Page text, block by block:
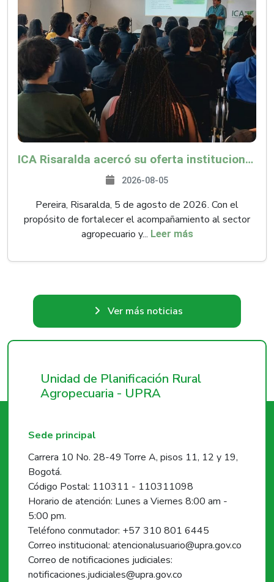
ICA Risaralda acercó su oferta institucional a productores y emprendedores en Expocamello
2026-08-05
Pereira, Risaralda, 5 de agosto de 2026. Con el
propósito de fortalecer el acompañamiento al sector
agropecuario y... Leer más
Ver más noticias
Unidad de Planificación Rural
Agropecuaria - UPRA
Sede principal
Carrera 10 No. 28-49 Torre A, pisos 11, 12 y 19,
Bogotá.
Código Postal: 110311 - 110311098
Horario de atención: Lunes a Viernes 8:00 am -
5:00 pm.
Teléfono conmutador: +57 310 801 6445
Correo institucional: atencionalusuario@upra.gov.co
Correo de notificaciones judiciales:
notificaciones.judiciales@upra.gov.co